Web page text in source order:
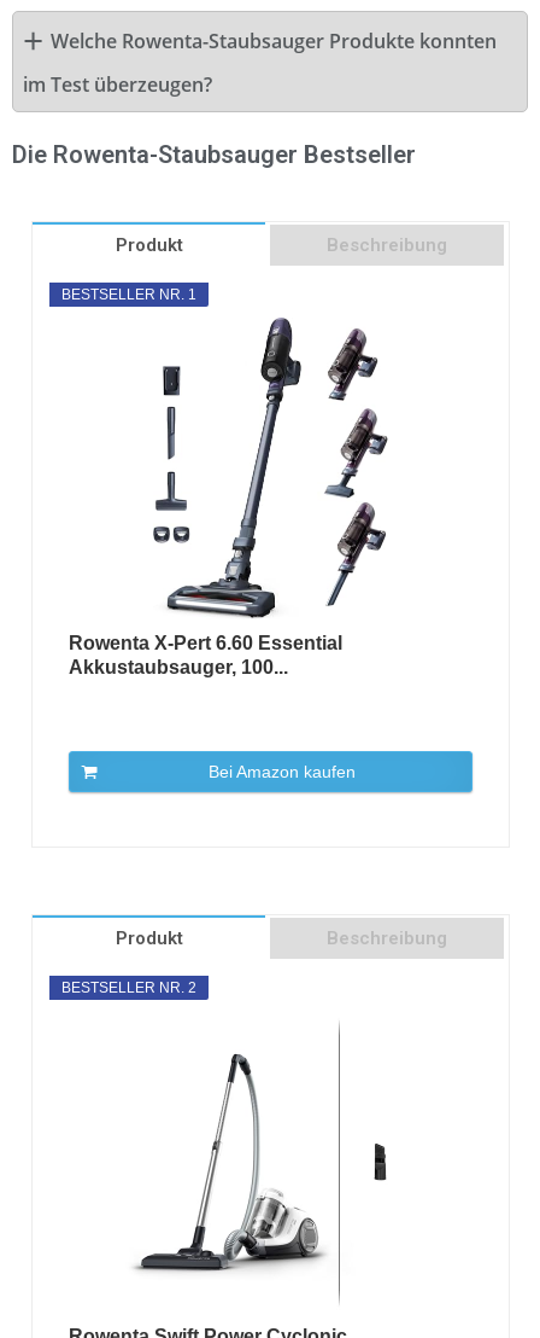
Welche Rowenta-Staubsauger Produkte konnten
im Test überzeugen?
Die Rowenta-Staubsauger Bestseller
Produkt Beschreibung
BESTSELLER NR. 1
Rowenta X-Pert 6.60 Essential
Akkustaubsauger, 100...
Bei Amazon kaufen
Produkt Beschreibung
BESTSELLER NR. 2